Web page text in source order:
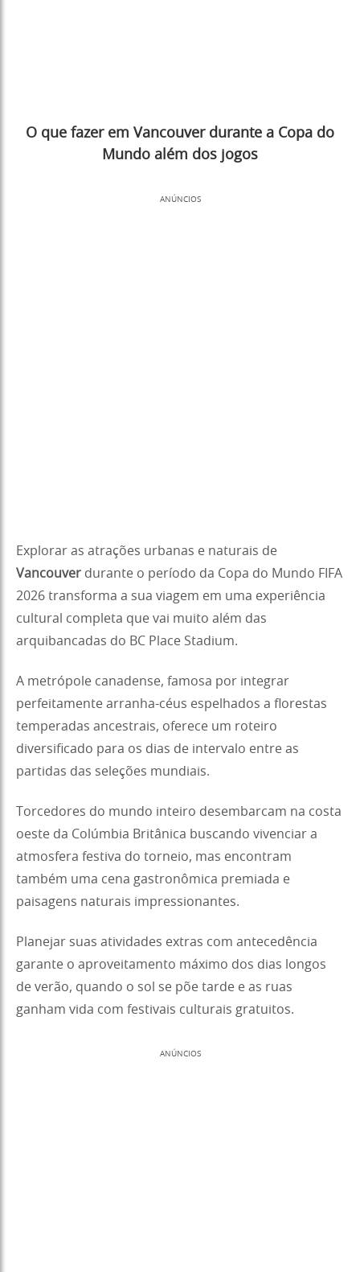
O que fazer em Vancouver durante a Copa do
Mundo além dos jogos
ANÚNCIOS
Explorar as atrações urbanas e naturais de
Vancouver durante o período da Copa do Mundo FIFA
2026 transforma a sua viagem em uma experiência
cultural completa que vai muito além das
arquibancadas do BC Place Stadium.
A metrópole canadense, famosa por integrar
perfeitamente arranha-céus espelhados a florestas
temperadas ancestrais, oferece um roteiro
diversificado para os dias de intervalo entre as
partidas das seleções mundiais.
Torcedores do mundo inteiro desembarcam na costa
oeste da Colúmbia Britânica buscando vivenciar a
atmosfera festiva do torneio, mas encontram
também uma cena gastronômica premiada e
paisagens naturais impressionantes.
Planejar suas atividades extras com antecedência
garante o aproveitamento máximo dos dias longos
de verão, quando o sol se põe tarde e as ruas
ganham vida com festivais culturais gratuitos.
ANÚNCIOS